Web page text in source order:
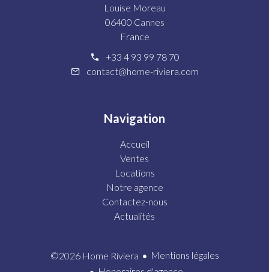
Louise Moreau
06400 Cannes
France
+33 4 93 99 78 70
contact@home-riviera.com
Navigation
Accueil
Ventes
Locations
Notre agence
Contactez-nous
Actualités
©2026 Home Riviera
Mentions légales